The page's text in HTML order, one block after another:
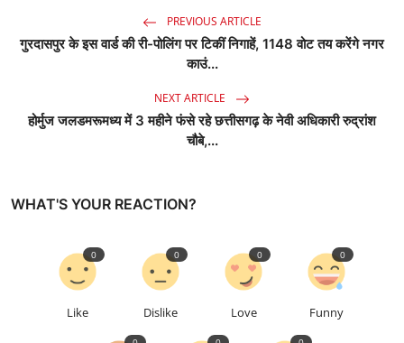
PREVIOUS ARTICLE
गुरदासपुर के इस वार्ड की री-पोलिंग पर टिकीं निगाहें, 1148 वोट तय करेंगे नगर
काउं...
NEXT ARTICLE
होर्मुज जलडमरूमध्य में 3 महीने फंसे रहे छत्तीसगढ़ के नेवी अधिकारी रुद्रांश
चौबे,...
WHAT'S YOUR REACTION?
Like
0
Dislike
0
Love
0
Funny
0